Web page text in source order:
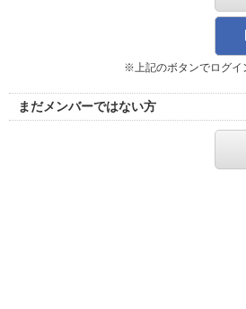
※上記のボタンでログイ
まだメンバーではない方